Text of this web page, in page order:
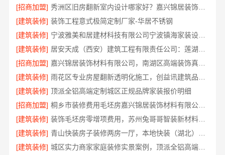
[招商加盟]
秀洲区旧房翻新室内设计哪家好？嘉兴锦居装饰材料有限公司靠谱
[建筑装修] 装饰工程意式极简定制厂家-华居不锈钢
[建筑装修]
宁波雅美和居建材科技有限公司宁波镇海家装设计合作联系方式
[建筑装修]
[招商加盟]
嘉兴锦居装饰材料有限公司，南湖区高端装饰真实评测
[建筑装修]
[建筑装修] 顶派全铝高端定制城区正规品牌家装报价明细
[招商加盟]
桐乡市装修费用毛坯房嘉兴锦居装饰材料有限公司闭口合同透明报价
[建筑装修]
装饰毛坯房零增项费用，苏州兔哥哥智装新材料透明预算无套路
[建筑装修]
[建筑装修]
城区实力商家家庭装修实景案例，顶派全铝高端定制